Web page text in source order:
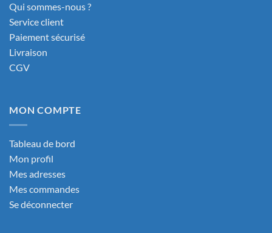
Qui sommes-nous ?
Service client
Paiement sécurisé
Livraison
CGV
MON COMPTE
Tableau de bord
Mon profil
Mes adresses
Mes commandes
Se déconnecter